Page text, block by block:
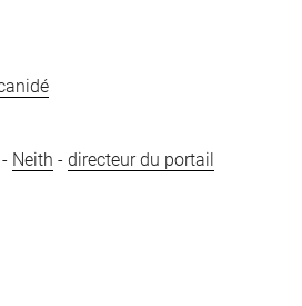
Neith -directeur du portail